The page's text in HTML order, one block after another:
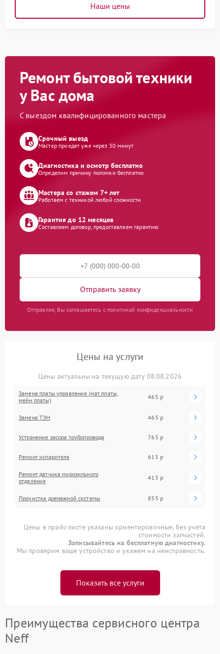
Наши цены
Ремонт бытовой техники
у Вас дома
С выездом квалифицированного мастера
Срочный выезд
Мастер приедет уже через 30 минут
Диагностика и осмотр бесплатно
Определим причину поломки бесплатно
Мастера со стажем 7+ лет
Работаем с техникой любой сложности
Гарантия до 12 месяцев
Составляем договор, предоставляем гарантию
Отправить заявку
Отправляя, Вы соглашаетесь с политикой конфиденциальности
Цены на услуги
Цены актуальны на текущую дату 08.08.2026
Замена платы управления (мат.платы,
мейн платы)
465 р
Замена ТЭН 465 р
Устранение засора трубопровода 765 р
Ремонт испарителя 615 р
Ремонт датчика морозильного
отделения
415 р
Прочистка дренажной системы 855 р
Цены в прайс-листе указаны ориентировочные, без учета
стоимости запчастей.
Записывайтесь на бесплатную диагностику.
Мы проверим ваше устройство и укажем на неисправность.
Показать все услуги
Преимущества сервисного центра
Neff